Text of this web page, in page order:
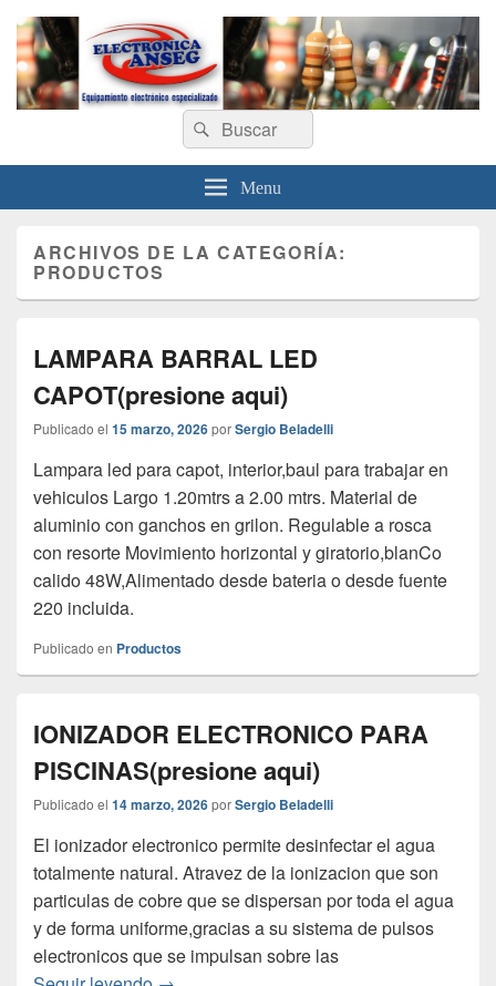
Electronica Anseg
Equipamiento electrónico especializado
Search
for:
Search
Menu
ARCHIVOS DE LA CATEGORÍA:
PRODUCTOS
LAMPARA BARRAL LED
CAPOT(presione aqui)
Publicado el 15 marzo, 2026porSergio Beladelli
Lampara led para capot, interior,baul para trabajar en
vehiculos Largo 1.20mtrs a 2.00 mtrs. Material de
aluminio con ganchos en grilon. Regulable a rosca
con resorte Movimiento horizontal y giratorio,blanCo
calido 48W,Alimentado desde bateria o desde fuente
220 incluida.
Publicado en Productos
IONIZADOR ELECTRONICO PARA
PISCINAS(presione aqui)
Publicado el 14 marzo, 2026porSergio Beladelli
El ionizador electronico permite desinfectar el agua
totalmente natural. Atravez de la ionizacion que son
particulas de cobre que se dispersan por toda el agua
y de forma uniforme,gracias a su sistema de pulsos
electronicos que se impulsan sobre las